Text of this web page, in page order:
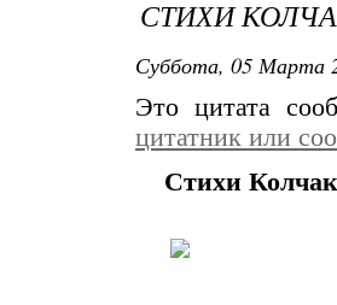
СТИХИ
Суббота, 05 Марта
Это цитата
цитатник или
Стихи